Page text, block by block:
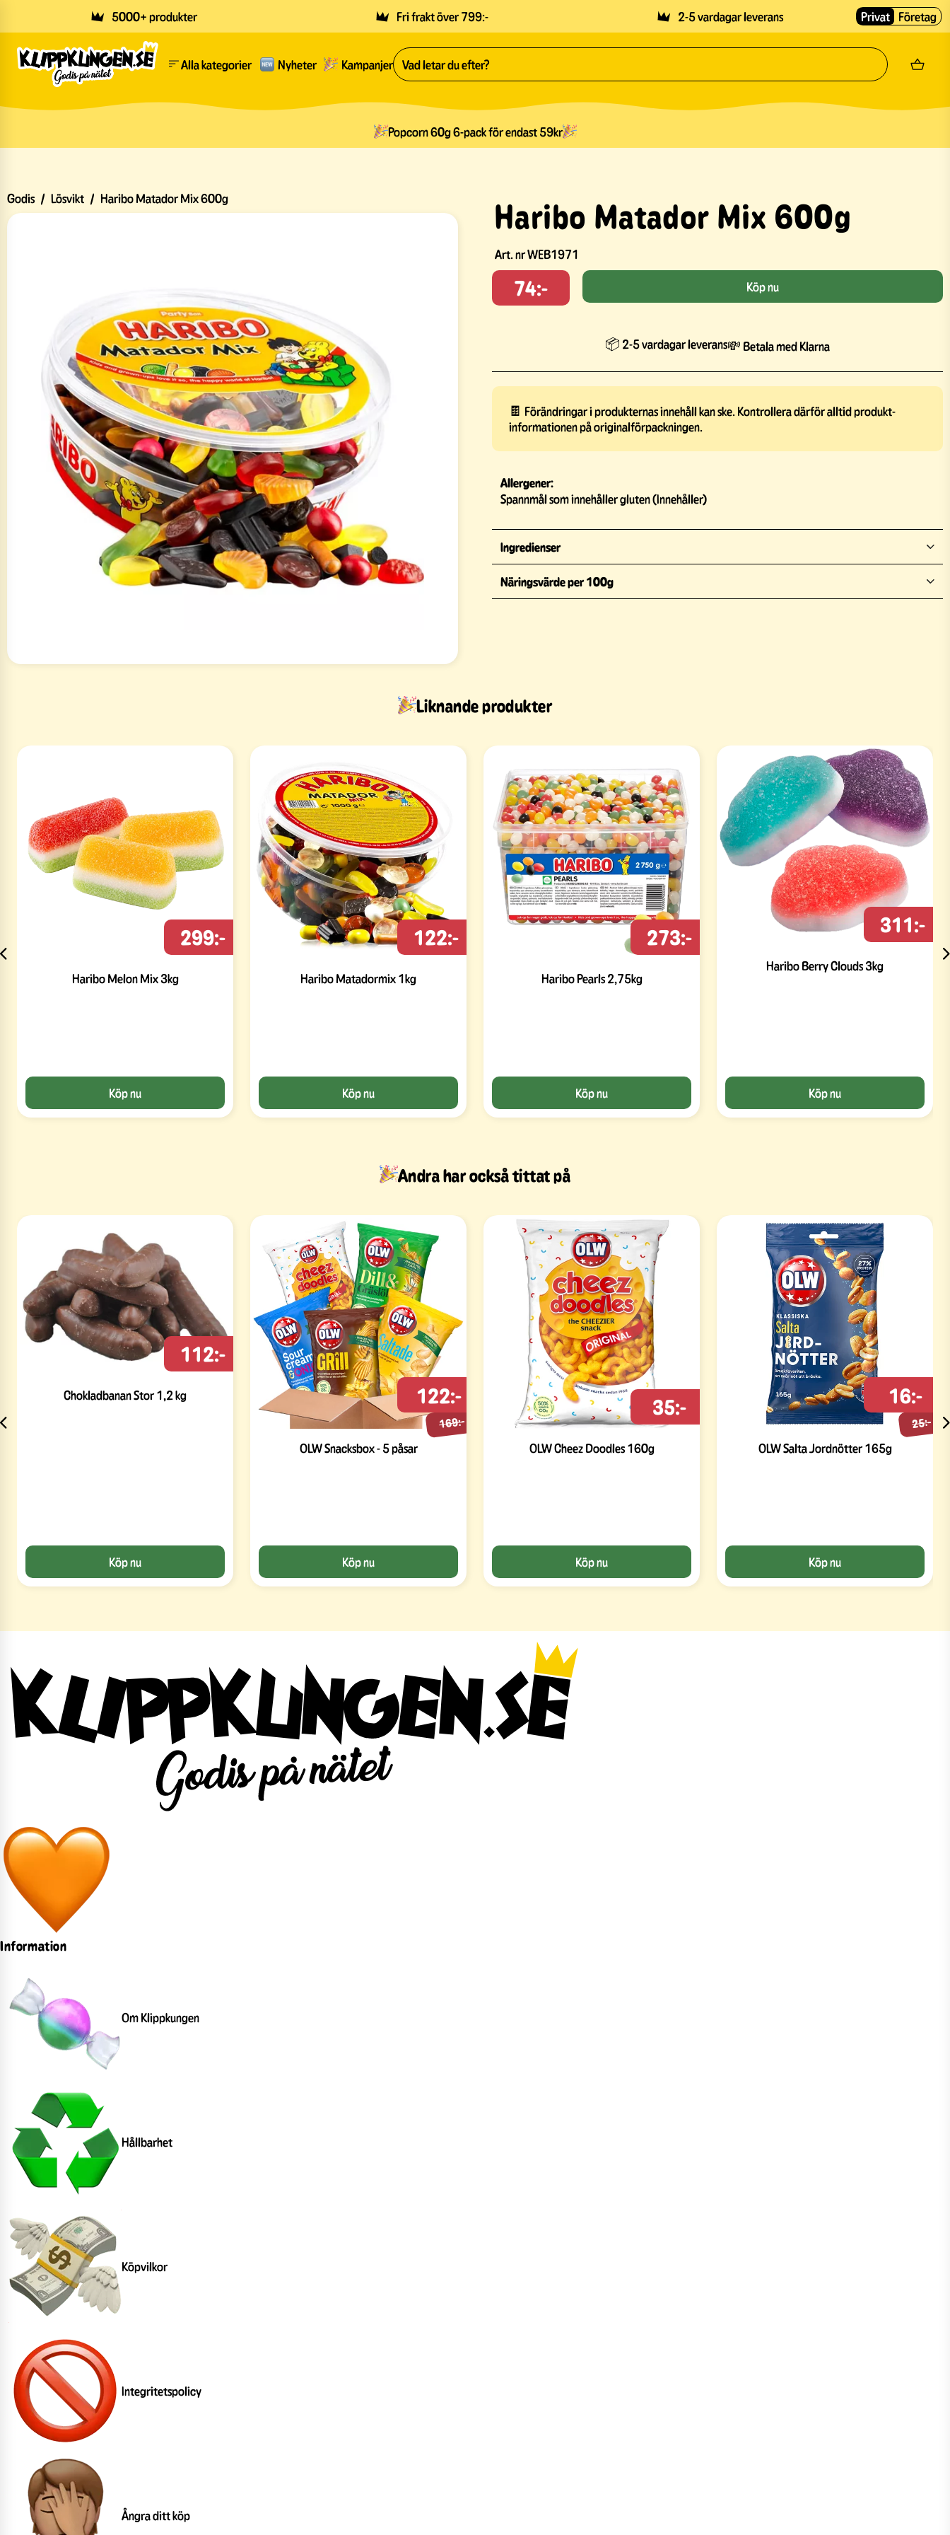
5000+ produkter Fri frakt över 799:- 2-5 vardagar leverans Privat Företag
Alla kategorier Nyheter Kampanjer
Popcorn 60g 6-pack för endast 59kr
Godis / Lösvikt / Haribo Matador Mix 600g Haribo Matador Mix 600g
Art. nrWEB1971
74:- Köp nu
📦 2-5 vardagar leverans💸 Betala med Klarna
🍫 Förändringar i produkternas innehåll kan ske. Kontrollera därför alltid produkt-
informationen på originalförpackningen.
Allergener:
Spannmål som innehåller gluten (Innehåller)
Ingredienser
Näringsvärde per 100g
Liknande produkter
Haribo Melon Mix 3kg
299:-
Köp nu
Haribo Matadormix 1kg
122:-
Köp nu
Haribo Pearls 2,75kg
273:-
Köp nu
Haribo Berry Clouds 3kg
311:-
Köp nu
Andra har också tittat på
Chokladbanan Stor 1,2 kg
112:-
Köp nu
OLW Snacksbox - 5 påsar
169:-
122:-
Köp nu
OLW Cheez Doodles 160g
35:-
Köp nu
OLW Salta Jordnötter 165g
25:-
16:-
Köp nu
Information
Om Klippkungen
Hållbarhet
Köpvilkor
Integritetspolicy
Ångra ditt köp